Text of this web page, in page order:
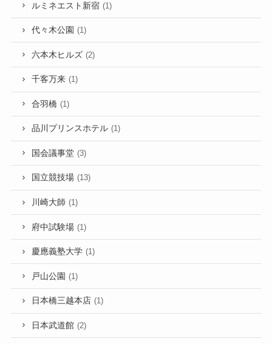
ルミネエスト新宿 (1)
代々木公園 (1)
六本木ヒルズ (2)
千客万来 (1)
合羽橋 (1)
品川プリンスホテル (1)
国会議事堂 (3)
国立競技場 (13)
川崎大師 (1)
府中試験場 (1)
慶應義塾大学 (1)
戸山公園 (1)
日本橋三越本店 (1)
日本武道館 (2)